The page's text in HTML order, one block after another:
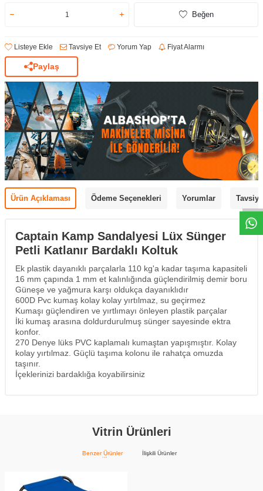
Beğen
Listeye Ekle Tavsiye Et Yorum Yap Fiyat Alarmı
Paylaş
Ürün Açıklaması Ödeme Seçenekleri Yorumlar
Captain Kamp Sandalyesi Lüx Sünger
Petli Katlanır Bardaklı Koltuk
Ek plastik dayanıklı parçalarla 110 kg'a kadar taşıma kapasiteli
16 mm çapında 1 mm et kalınlığında güçlendirilmiş demir boru
Güneşe ve yağmura karşı oldukça dayanıklıdır
600D Pvc kumaş kolay kolay yırtılmaz, su geçirmez
Kumaşı güçlendiren ve yırtlımayı önleyen plastik parçalar
İki kumaş arasına doldurdurulmuş sünger sayesinde ektra
konfor.
270 Denye lüks PVC kaplamalı kumaştan yapışmıştır. Kolay
kolay yırtılmaz. Güçlü taşıma kolonu ile rahatça omuzda
taşınır.
İçeklerinizi bardaklığa koyabilirsiniz
Vitrin Ürünleri
Benzer Ürünler İlişkili Ürünler